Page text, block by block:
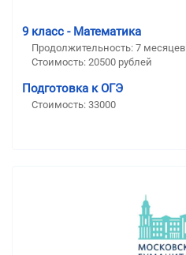
9 класс - Математика
Продолжительность: 7 месяцев
Стоимость: 20500 рублей
Подготовка к ОГЭ
Стоимость: 33000